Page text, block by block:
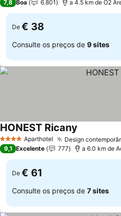
7,8 Boa 6.801 a 4.5 km de O2
De € 38
Consulte os preços de 9 sites
4 EstrelasAparthotel Design
HONEST Ricany
9,1 Excelente 777 a 6.0 km de
De € 61
Consulte os preços de 7 sites